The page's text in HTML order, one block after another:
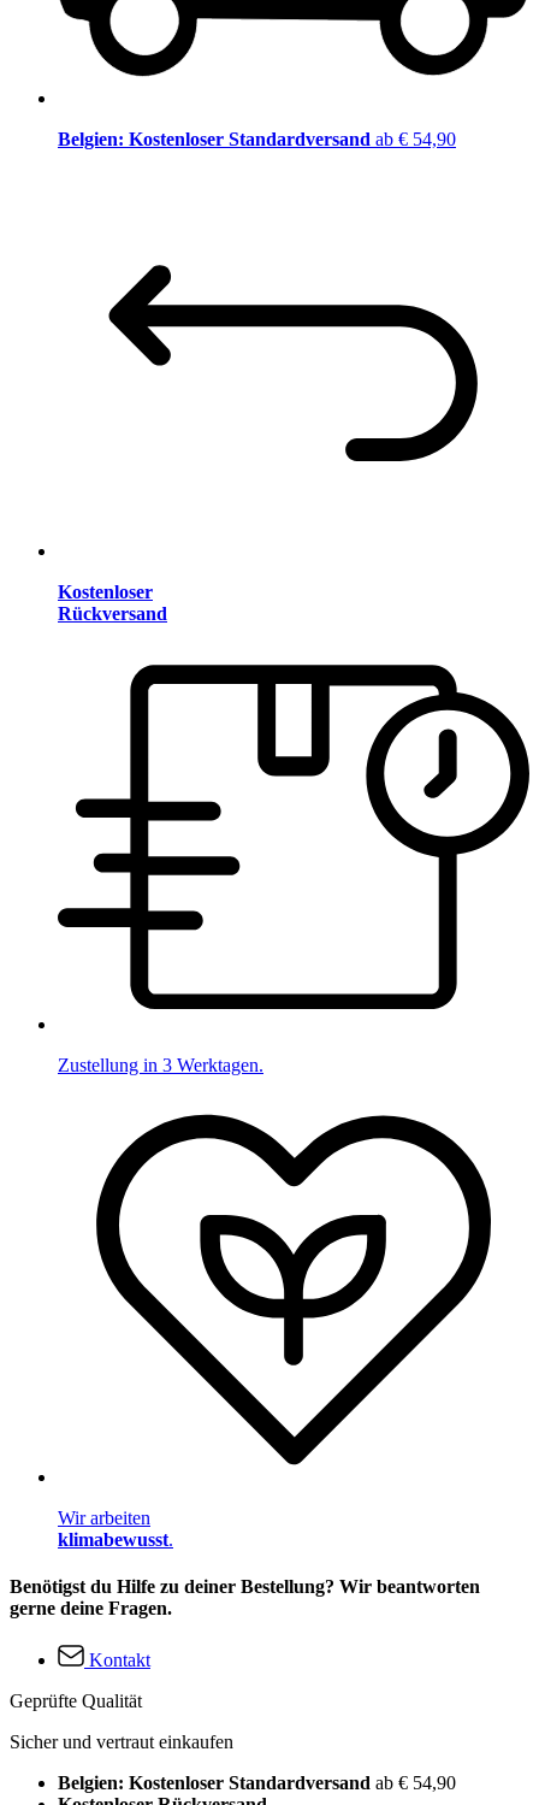
Belgien: Kostenloser Standardversand ab € 54,90
Kostenloser
Rückversand
Zustellung in 3 Werktagen.
Wir arbeiten
klimabewusst.
Benötigst du Hilfe zu deiner Bestellung? Wir beantworten
gerne deine Fragen.
Kontakt
Geprüfte Qualität
Sicher und vertraut einkaufen
Belgien: Kostenloser Standardversand ab € 54,90